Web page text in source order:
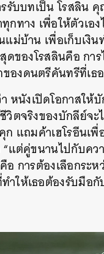
รับบทเป็น โรสลิน
กทาง เพื่อให้ตัวเ
แม่บ้าน เพื่อเก็บเ
ดของโรสลินคือ กา
องดนตรีคันทรีที่เธ
หนังเปิดโอกาสใ
ตจริงของบักลีย์จะ
ก แถมค้าเฮโรอีนเ
แต่คู่ขนานไปกับค
การต้องเลือกระ
ให้เธอต้องรับมือ